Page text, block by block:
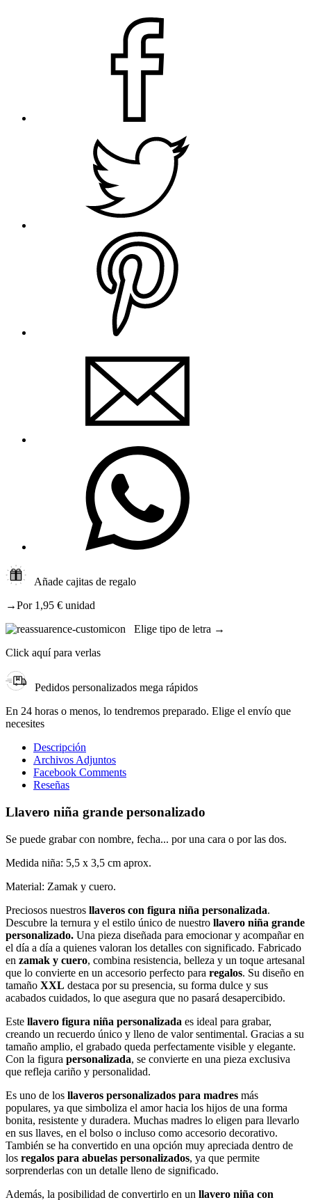
Añade cajitas de regalo
→Por 1,95 € unidad
Elige tipo de letra →
Click aquí para verlas
Pedidos personalizados mega rápidos
En 24 horas o menos, lo tendremos preparado. Elige el envío que
necesites
Descripción
Archivos Adjuntos
Facebook Comments
Reseñas
Llavero niña grande personalizado
Se puede grabar con nombre, fecha... por una cara o por las dos.
Medida niña: 5,5 x 3,5 cm aprox.
Material: Zamak y cuero.
Preciosos nuestros llaveros con figura niña personalizada.
Descubre la ternura y el estilo único de nuestro llavero niña grande
personalizado. Una pieza diseñada para emocionar y acompañar en
el día a día a quienes valoran los detalles con significado. Fabricado
en zamak y cuero, combina resistencia, belleza y un toque artesanal
que lo convierte en un accesorio perfecto para regalos. Su diseño en
tamaño XXL destaca por su presencia, su forma dulce y sus
acabados cuidados, lo que asegura que no pasará desapercibido.
Este llavero figura niña personalizada es ideal para grabar,
creando un recuerdo único y lleno de valor sentimental. Gracias a su
tamaño amplio, el grabado queda perfectamente visible y elegante.
Con la figura personalizada, se convierte en una pieza exclusiva
que refleja cariño y personalidad.
Es uno de los llaveros personalizados para madres más
populares, ya que simboliza el amor hacia los hijos de una forma
bonita, resistente y duradera. Muchas madres lo eligen para llevarlo
en sus llaves, en el bolso o incluso como accesorio decorativo.
También se ha convertido en una opción muy apreciada dentro de
los regalos para abuelas personalizados, ya que permite
sorprenderlas con un detalle lleno de significado.
Además, la posibilidad de convertirlo en un llavero niña con